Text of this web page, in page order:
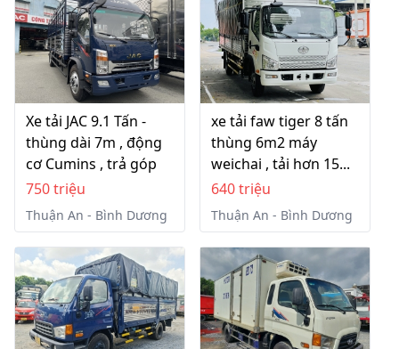
Xe tải JAC 9.1 Tấn -
thùng dài 7m , động
cơ Cumins , trả góp
750 triệu
Thuận An - Bình Dương
xe tải faw tiger 8 tấn
thùng 6m2 máy
weichai , tải hơn 15...
640 triệu
Thuận An - Bình Dương